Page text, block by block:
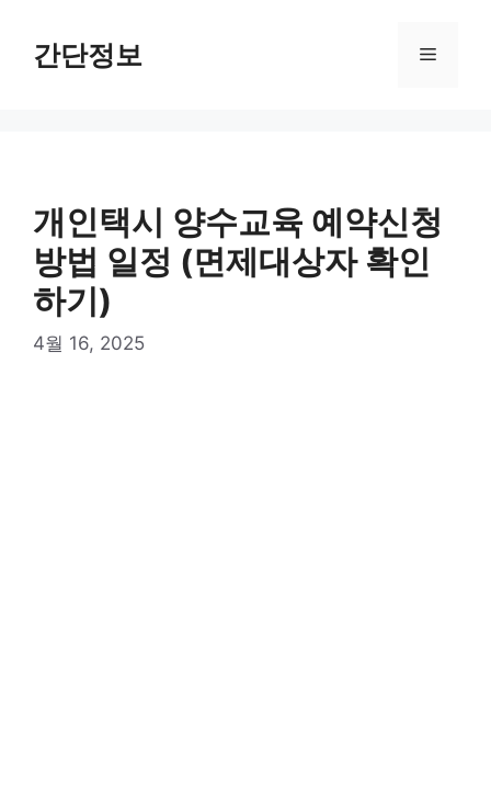
간단정보 메
개인택시 양수교육 예약신청
방법 일정 (면제대상자 확인
하기)
4월 16, 2025